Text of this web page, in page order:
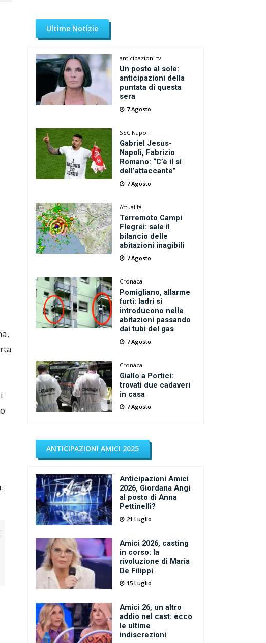
Ultime Notizie
anticipazioni tv
Un posto al sole:
anticipazioni della
puntata di questa
sera
7 Agosto
SSC Napoli
Gabriel Jesus-
Napoli, Fabrizio
Romano: “C’è il sì
dell’attaccante”
7 Agosto
Attualità
Terremoto Campi
Flegrei: sale il
bilancio delle
abitazioni inagibili
7 Agosto
Cronaca
Pomigliano, allarme
furti: ladri si
introducono nelle
abitazioni passando
dai tubi del gas
7 Agosto
Cronaca
Giallo a Portici:
trovati due cadaveri
in casa
7 Agosto
ANTICIPAZIONI AMICI 2025
Anticipazioni Amici
2026, Giordana Angi
al posto di Anna
Pettinelli?
21 Luglio
Amici 2026, casting
in corso: la
rivoluzione di Maria
De Filippi
15 Luglio
Amici 26, un altro
addio nel cast: ecco
le ultime
indiscrezioni